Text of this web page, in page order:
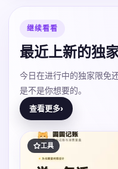
继续看看
最近上新的独
今日在进行中的独家限免
是不是你想要的。
查看更多›
工具